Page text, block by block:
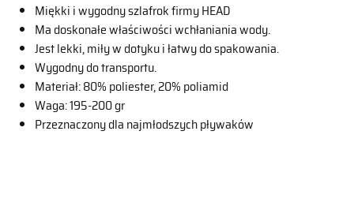
Miękki i wygodny szlafrok firmy HEAD
Ma doskonałe właściwości wchłaniania wody.
Jest lekki, miły w dotyku i łatwy do spakowania.
Wygodny do transportu.
Materiał: 80% poliester, 20% poliamid
Waga: 195-200 gr
Przeznaczony dla najmłodszych pływaków